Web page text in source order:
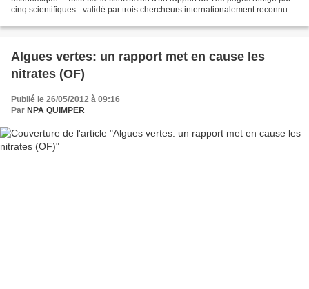
cinq scientifiques - validé par trois chercheurs internationalement reconnus -
Algues vertes: un rapport met en cause les
nitrates (OF)
Publié le 26/05/2012 à 09:16
Par NPA QUIMPER